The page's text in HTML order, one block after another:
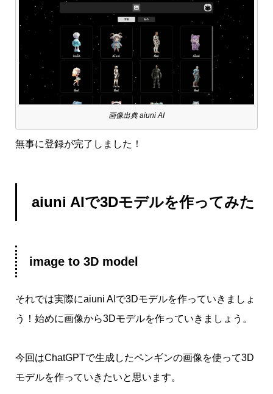
画像出典 aiuni AI
無事に登録が完了しました！
aiuni AIで3Dモデルを作ってみた
image to 3D model
それでは実際にaiuni AIで3Dモデルを作っていきましょ
う！始めに画像から3Dモデルを作っていきましょう。
今回はChatGPTで生成したペンギンの画像を使って3D
モデルを作っていきたいと思います。